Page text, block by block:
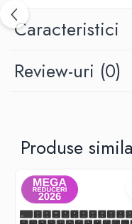
iPhone 16 Plus
iPhone 17
iPhone 16
iPhone 14 Pro Max
iPhone 14 Plus
iPhone 14
Caracteristici
Review-uri (0)
Produse